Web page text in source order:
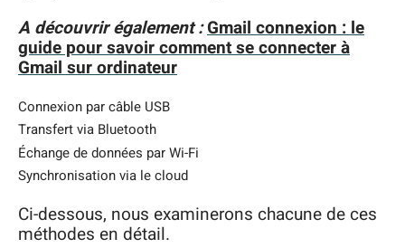
A découvrir également :Gmail connexion : le
guide pour savoir comment se connecter à
Gmail sur ordinateur
Connexion par câble USB
Transfert via Bluetooth
Échange de données par Wi-Fi
Synchronisation via le cloud
Ci-dessous, nous examinerons chacune de ces
méthodes en détail.